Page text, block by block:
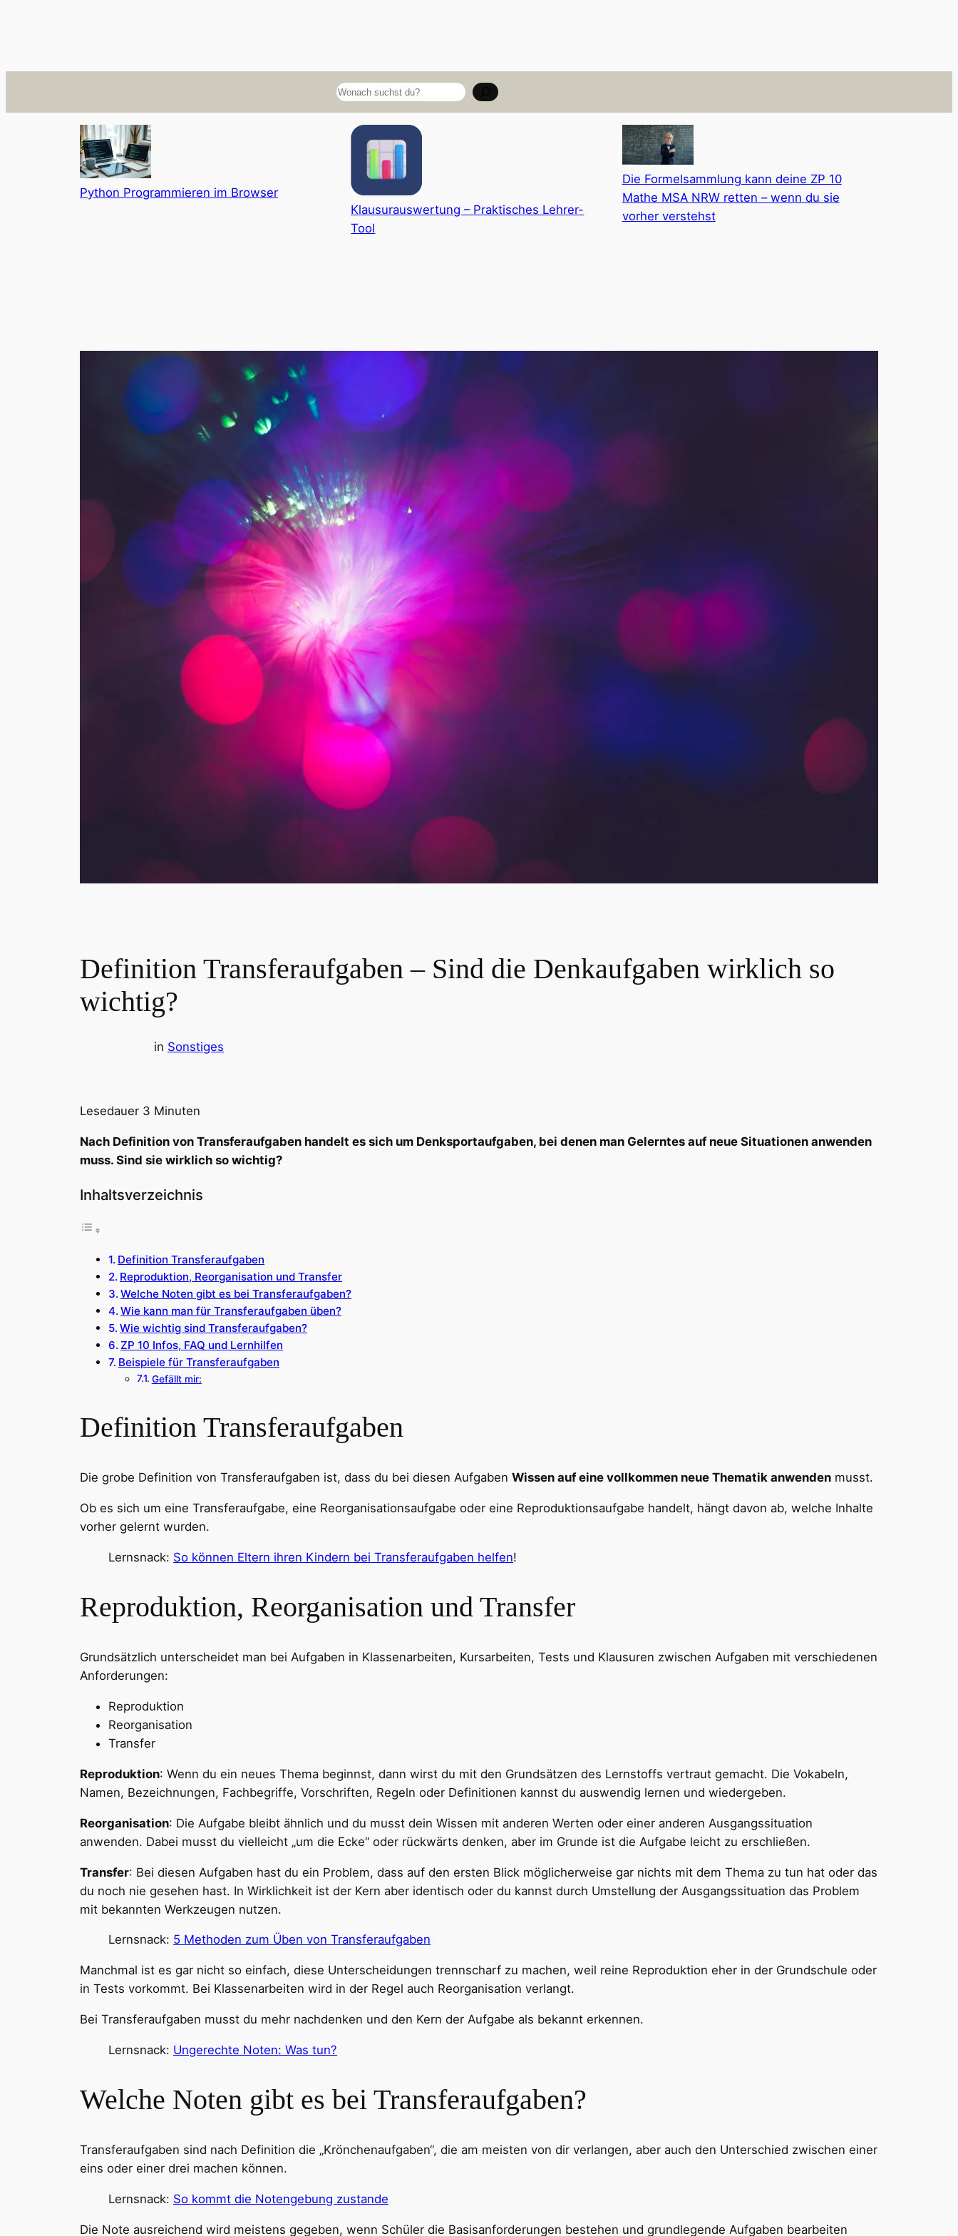
Suchen
Python Programmieren im Browser
Klausurauswertung – Praktisches Lehrer-
Tool
Die Formelsammlung kann deine ZP 10
Mathe MSA NRW retten – wenn du sie
vorher verstehst
Definition Transferaufgaben – Sind die Denkaufgaben wirklich so
wichtig?
in Sonstiges
Lesedauer 3 Minuten
Nach Definition von Transferaufgaben handelt es sich um Denksportaufgaben, bei denen man Gelerntes auf neue Situationen anwenden
muss. Sind sie wirklich so wichtig?
Inhaltsverzeichnis
Definition Transferaufgaben
Reproduktion, Reorganisation und Transfer
Welche Noten gibt es bei Transferaufgaben?
Wie kann man für Transferaufgaben üben?
Wie wichtig sind Transferaufgaben?
ZP 10 Infos, FAQ und Lernhilfen
Beispiele für Transferaufgaben
Gefällt mir:
Definition Transferaufgaben
Die grobe Definition von Transferaufgaben ist, dass du bei diesen Aufgaben Wissen auf eine vollkommen neue Thematik anwenden musst.
Ob es sich um eine Transferaufgabe, eine Reorganisationsaufgabe oder eine Reproduktionsaufgabe handelt, hängt davon ab, welche Inhalte
vorher gelernt wurden.
Lernsnack: So können Eltern ihren Kindern bei Transferaufgaben helfen!
Reproduktion, Reorganisation und Transfer
Grundsätzlich unterscheidet man bei Aufgaben in Klassenarbeiten, Kursarbeiten, Tests und Klausuren zwischen Aufgaben mit verschiedenen
Anforderungen:
Reproduktion
Reorganisation
Transfer
Reproduktion: Wenn du ein neues Thema beginnst, dann wirst du mit den Grundsätzen des Lernstoffs vertraut gemacht. Die Vokabeln,
Namen, Bezeichnungen, Fachbegriffe, Vorschriften, Regeln oder Definitionen kannst du auswendig lernen und wiedergeben.
Reorganisation: Die Aufgabe bleibt ähnlich und du musst dein Wissen mit anderen Werten oder einer anderen Ausgangssituation
anwenden. Dabei musst du vielleicht „um die Ecke“ oder rückwärts denken, aber im Grunde ist die Aufgabe leicht zu erschließen.
Transfer: Bei diesen Aufgaben hast du ein Problem, dass auf den ersten Blick möglicherweise gar nichts mit dem Thema zu tun hat oder das
du noch nie gesehen hast. In Wirklichkeit ist der Kern aber identisch oder du kannst durch Umstellung der Ausgangssituation das Problem
mit bekannten Werkzeugen nutzen.
Lernsnack: 5 Methoden zum Üben von Transferaufgaben
Manchmal ist es gar nicht so einfach, diese Unterscheidungen trennscharf zu machen, weil reine Reproduktion eher in der Grundschule oder
in Tests vorkommt. Bei Klassenarbeiten wird in der Regel auch Reorganisation verlangt.
Bei Transferaufgaben musst du mehr nachdenken und den Kern der Aufgabe als bekannt erkennen.
Lernsnack: Ungerechte Noten: Was tun?
Welche Noten gibt es bei Transferaufgaben?
Transferaufgaben sind nach Definition die „Krönchenaufgaben“, die am meisten von dir verlangen, aber auch den Unterschied zwischen einer
eins oder einer drei machen können.
Lernsnack: So kommt die Notengebung zustande
Die Note ausreichend wird meistens gegeben, wenn Schüler die Basisanforderungen bestehen und grundlegende Aufgaben bearbeiten